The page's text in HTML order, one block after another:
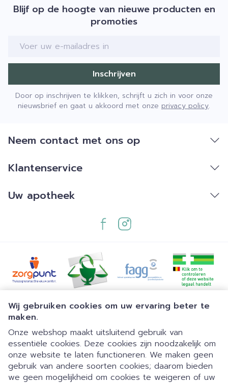
Wij gebruiken cookies om uw ervaring beter te
maken.
Onze webshop maakt uitsluitend gebruik van
essentiële cookies. Deze cookies zijn noodzakelijk om
onze website te laten functioneren. We maken geen
gebruik van andere soorten cookies; daarom bieden
we geen mogelijkheid om cookies te weigeren of uw
Blijf op de hoogte van nieuwe producten en
promoties
E-mail adres
Inschrijven
Door op inschrijven te klikken, schrijft u zich in voor onze
nieuwsbrief en gaat u akkoord met onze privacy policy.
Neem contact met ons op
Klantenservice
Uw apotheek
Juridische links